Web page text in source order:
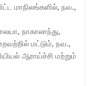
மாநிலங்களில், நவ.,
நாகாலாந்து,
மட்டும், நவ.,
ஆராய்ச்சி மற்றும்